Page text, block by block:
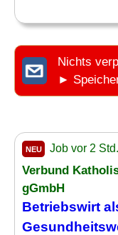
Nichts
►
NEU Job vor 2
Verbund
gGmbH
Betriebswirt